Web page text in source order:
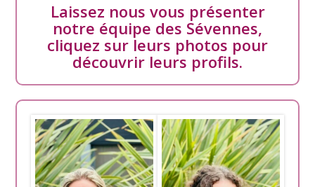
Laissez nous vous présenter
notre équipe des Sévennes,
cliquez sur leurs photos pour
découvrir leurs profils.